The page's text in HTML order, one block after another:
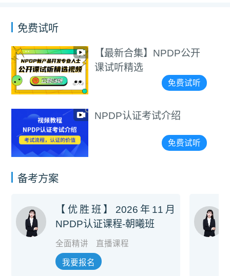
免费试听
【最新合集】NPDP公开
课试听精选
免费试听
NPDP认证考试介绍
免费试听
备考方案
【优胜班】2026年11月
NPDP认证课程-朝曦班
全面精讲 直播课程
我要报名